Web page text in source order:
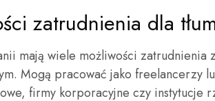
zatrudnienia dla
mają wiele możliwości zatrudnienia
Mogą pracować jako freelancerzy
firmy korporacyjne czy instytucje